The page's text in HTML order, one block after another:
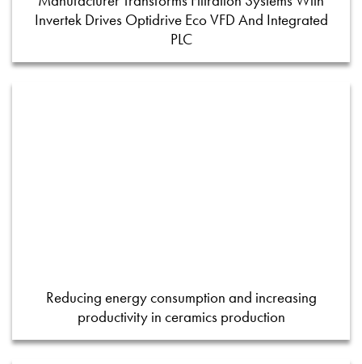
Invertek Drives Optidrive Eco VFD And Integrated
PLC
Reducing energy consumption and increasing
productivity in ceramics production